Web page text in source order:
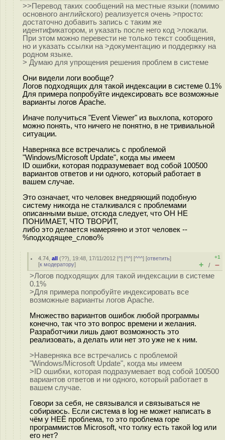
>>Перевод таких сообщений на местные языки (помимо
основного английского) реализуется очень >просто:
достаточно добавить запись с таким же
идентификатором, и указать после него код >локали.
При этом можно перевести не только текст сообщения,
но и указать ссылки на >документацию и поддержку на
родном языке.
> Думаю для упрощения решения проблем в системе
Они видели логи вообще?
Логов подходящих для такой индексации в системе 0.1%
Для примера попробуйте индексировать все возможные
варианты логов Apache.
Иначе получиться "Event Viewer" из выхлопа, которого
можно понять, что ничего не понятно, в не тривиальной
ситуации.
Наверняка все встречались с проблемой
"Windows/Microsoft Update", когда мы имеем
ID ошибки, которая подразумевает вод собой 100500
вариантов ответов и ни одного, который работает в
вашем случае.
Это означает, что человек внедряющий подобную
систему никогда не сталкивался с проблемами
описанными выше, отсюда следует, что ОН НЕ
ПОНИМАЕТ, ЧТО ТВОРИТ,
либо это делается намерянно и этот человек --
%подходящее_слово%
4.74 ,all (??), 19:48, 17/11/2012 [^] [^^] [^^^] [ответить]
[к модератору]
+1
+ / –
>Логов подходящих для такой индексации в системе
0.1%
>Для примера попробуйте индексировать все
возможные варианты логов Apache.
Множество вариантов ошибок любой программы
конечно, так что это вопрос времени и желания.
Разработчики лишь дают возможность это
реализовать, а делать или нет это уже не к ним.
>Наверняка все встречались с проблемой
"Windows/Microsoft Update", когда мы имеем
>ID ошибки, которая подразумевает вод собой 100500
вариантов ответов и ни одного, который работает в
вашем случае.
Говори за себя, не связывался и связываться не
собираюсь. Если система в log не может написать в
чём у НЕЁ проблема, то это проблема горе
программистов Microsoft, что толку есть такой log или
его нет?